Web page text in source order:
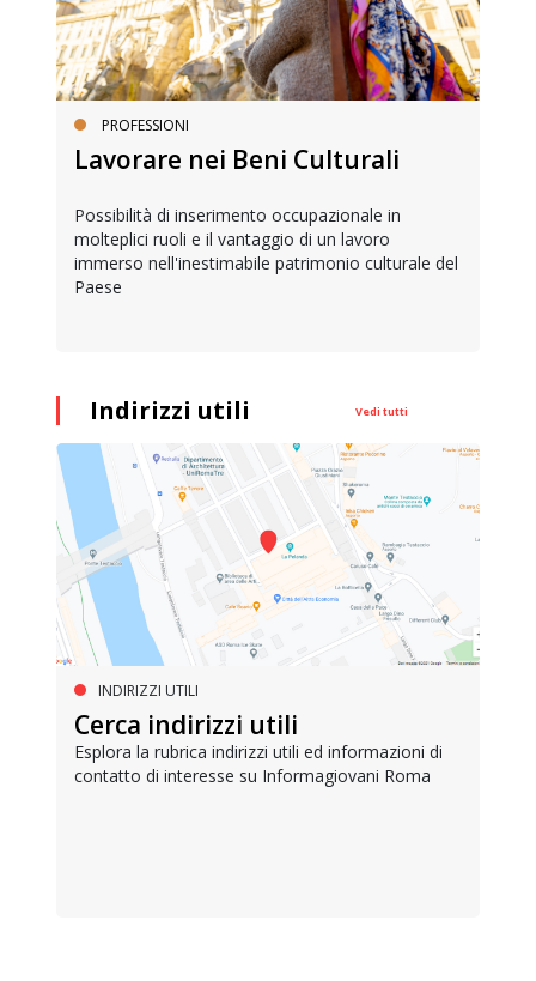
PROFESSIONI
Lavorare nei Beni Culturali
Possibilità di inserimento occupazionale in
molteplici ruoli e il vantaggio di un lavoro
immerso nell'inestimabile patrimonio culturale del
Paese
Indirizzi utili Vedi tutti
INDIRIZZI UTILI
Cerca indirizzi utili
Esplora la rubrica indirizzi utili ed informazioni di
contatto di interesse su Informagiovani Roma